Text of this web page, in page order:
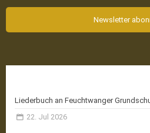
Newsletter
Liederbuch an Feuchtwanger
22. Jul 2026